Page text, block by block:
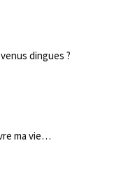
dingues ?
ma vie…